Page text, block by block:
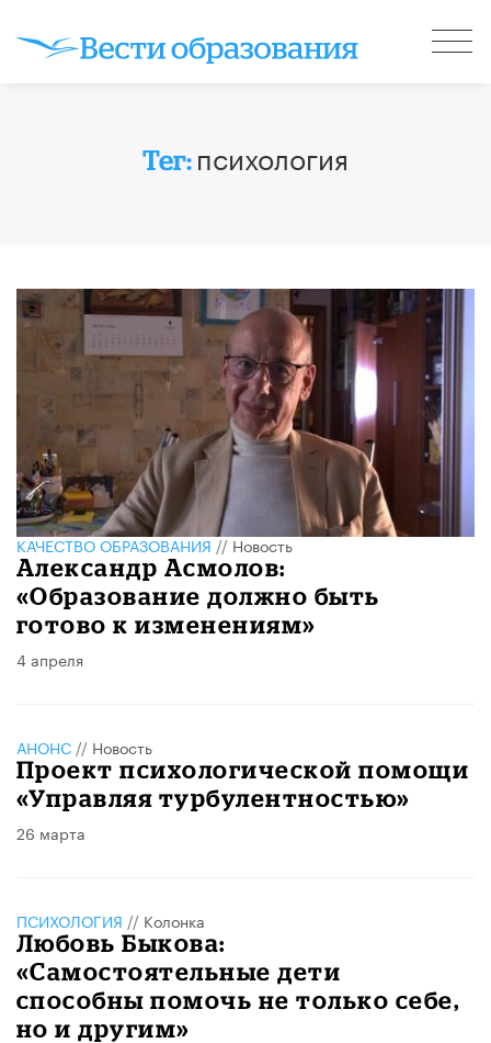
Тег: психология
КАЧЕСТВО ОБРАЗОВАНИЯ//Новость
Александр Асмолов:
«Образование должно быть
готово к изменениям»
4 апреля
АНОНС // Новость
Проект психологической помощи
«Управляя турбулентностью»
26 марта
ПСИХОЛОГИЯ // Колонка
Любовь Быкова:
«Самостоятельные дети
способны помочь не только себе,
но и другим»